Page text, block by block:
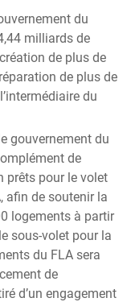
du
milliards de
de plus de
de plus de
du
gouvernement du
de
prêts pour le volet
afin de soutenir la
logements à partir
sous-volet pour la
du FLA sera
de
d’un engagement